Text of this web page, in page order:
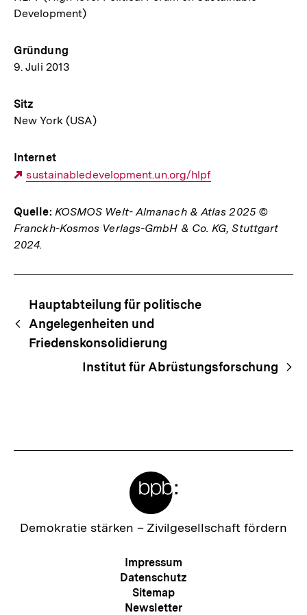
Development)
Gründung
9. Juli 2013
Sitz
New York (USA)
Internet
Externer
sustainabledevelopment.un.org/hlpf
Quelle: KOSMOS Welt- Almanach & Atlas 2025 ©
Franckh-Kosmos Verlags-GmbH & Co. KG, Stuttgart
2024.
Begriffsnavigation
Content-
Navigation
Hauptabteilung für politische
Angelegenheiten und
Friedenskonsolidierung
Institut für Abrüstungsforschung
Zur
Demokratie stärken – Zivilgesellschaft fördern
Meta-
Navigation
Impressum
Datenschutz
Sitemap
Newsletter